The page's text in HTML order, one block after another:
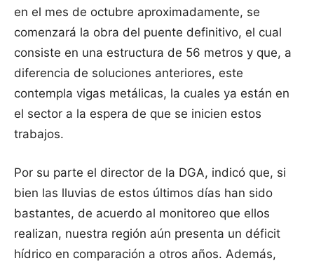
en el mes de octubre aproximadamente, se
comenzará la obra del puente definitivo, el cual
consiste en una estructura de 56 metros y que, a
diferencia de soluciones anteriores, este
contempla vigas metálicas, la cuales ya están en
el sector a la espera de que se inicien estos
trabajos.
Por su parte el director de la DGA, indicó que, si
bien las lluvias de estos últimos días han sido
bastantes, de acuerdo al monitoreo que ellos
realizan, nuestra región aún presenta un déficit
hídrico en comparación a otros años. Además,